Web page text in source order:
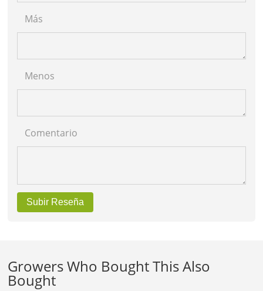
Más
Menos
Comentario
Subir Reseña
Growers Who Bought This Also
Bought